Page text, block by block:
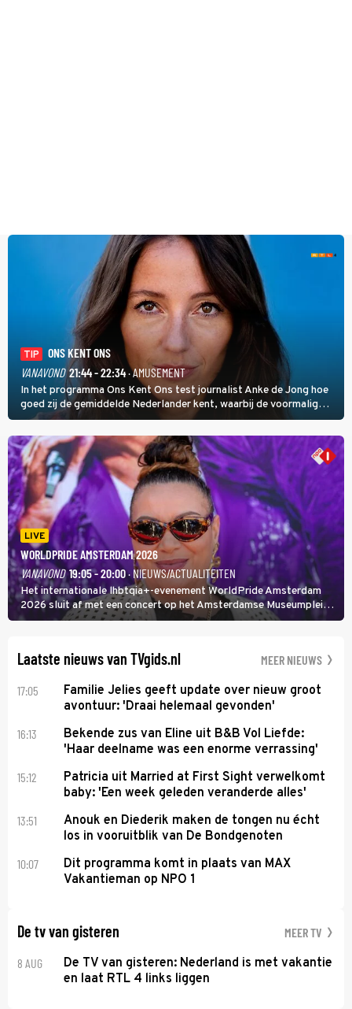
TIP
ONS KENT ONS
VANAVOND 21:44 - 22:34· AMUSEMENT
In het programma Ons Kent Ons test journalist Anke de Jong hoe
goed zij de gemiddelde Nederlander kent, waarbij de voormalig
hoofdredacteur van modebladen Glamour en Elle het samen met
rapper Keizer opneemt tegen Edson da Graça en Marc-Marie
Huijbregts.
LIVE
WORLDPRIDE AMSTERDAM 2026
VANAVOND 19:05 - 20:00· NIEUWS/ACTUALITEITEN
Het internationale lhbtqia+-evenement WorldPride Amsterdam
2026 sluit af met een concert op het Amsterdamse Museumplein.
Anita Doth is een van de optredende artiesten. In de jaren 90
Laatste nieuws van TVgids.nl MEER NIEUWS
17:05
Familie Jelies geeft update over nieuw groot
avontuur: 'Draai helemaal gevonden'
16:13
Bekende zus van Eline uit B&B Vol Liefde:
'Haar deelname was een enorme verrassing'
15:12
Patricia uit Married at First Sight verwelkomt
baby: 'Een week geleden veranderde alles'
13:51
Anouk en Diederik maken de tongen nu écht
los in vooruitblik van De Bondgenoten
10:07
Dit programma komt in plaats van MAX
Vakantieman op NPO 1
De tv van gisteren MEER TV
8 AUG
De TV van gisteren: Nederland is met vakantie
en laat RTL 4 links liggen